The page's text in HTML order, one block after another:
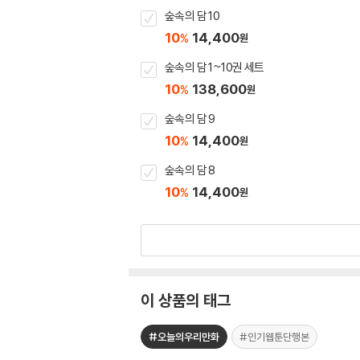
숲속의 담 10
10% 14,400원
숲속의 담 1~10권 세트
10% 138,600원
숲속의 담 9
10% 14,400원
숲속의 담 8
10% 14,400원
이 상품의 태그
#오늘의우리만화 #인기웹툰단행본